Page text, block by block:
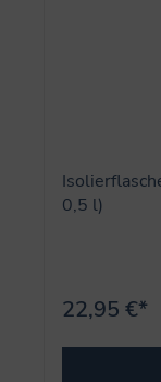
0,5 l)
22,95 €*